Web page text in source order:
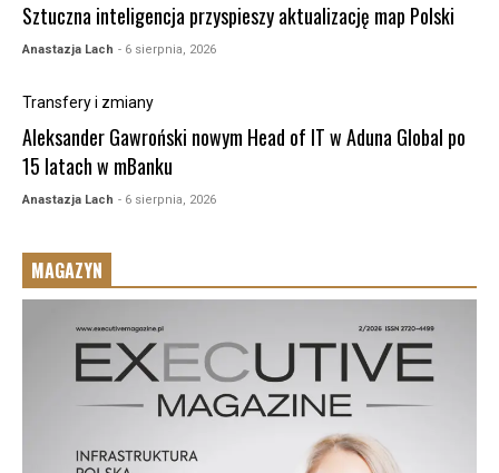
Sztuczna inteligencja przyspieszy aktualizację map Polski
Anastazja Lach - 6 sierpnia, 2026
Transfery i zmiany
Aleksander Gawroński nowym Head of IT w Aduna Global po
15 latach w mBanku
Anastazja Lach - 6 sierpnia, 2026
MAGAZYN